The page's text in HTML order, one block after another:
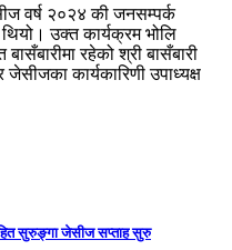
वर्ष २०२४ की जनसम्पर्क
उक्त कार्यक्रम भोलि
रहेको श्री बासँबारी
कार्यकारिणी उपाध्यक्ष
सुरुङ्गा जेसीज सप्ताह सुरु